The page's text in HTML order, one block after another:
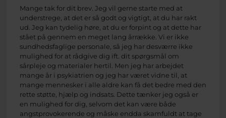
Mange tak for dit brev. Jeg vil gerne starte med at
understrege, at det er så godt og vigtigt, at du har rakt
ud. Jeg kan tydelig høre, at du er forpint og at dette har
stået på gennem en meget lang årrække. Vi er ikke
sundhedsfaglige personale, så jeg har desværre ikke
mulighed for at rådgive dig ift. dit spørgsmål om
sårpleje og materialer hertil. Men jeg har arbejdet
mange år i psykiatrien og jeg har været vidne til, at
mange mennesker i alle aldre kan få det bedre med den
rette støtte, hjælp og indsats. Dette tænker jeg også er
en mulighed for dig, selvom det kan være både
angstprovokerende og måske endda skamfuldt at tage